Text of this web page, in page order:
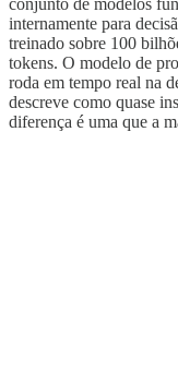
internamente para
treinado sobre 100
tokens. O modelo de
roda em tempo real na
descreve como quase
diferença é uma que a